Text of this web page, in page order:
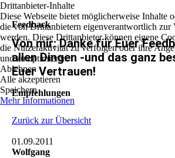
Feedback
Von mir: Danke für Euer
allen Dingen -und das ganz
Euer Vertrauen!
Empfehlungen
Zurück zur Übersicht
01.09.2011
Wolfgang
Drittanbieter-Inhalte
Diese Webseite bietet möglicherweise Inhalte
die von Drittanbietern eigenverantwortlich zur
werden. Diese Drittanbieter können eigene
die Nutzeraktivität zu verfolgen oder ihre
und zu optimieren.
Ablehnen
Alle akzeptieren
Speichern
Mehr Informationen